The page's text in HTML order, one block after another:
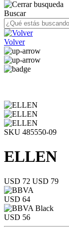
Buscar
Volver
SKU 485550-09
ELLEN
USD 72 USD 79
USD 64
USD 56